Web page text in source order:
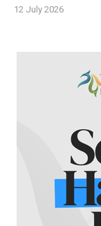
12 July 2026